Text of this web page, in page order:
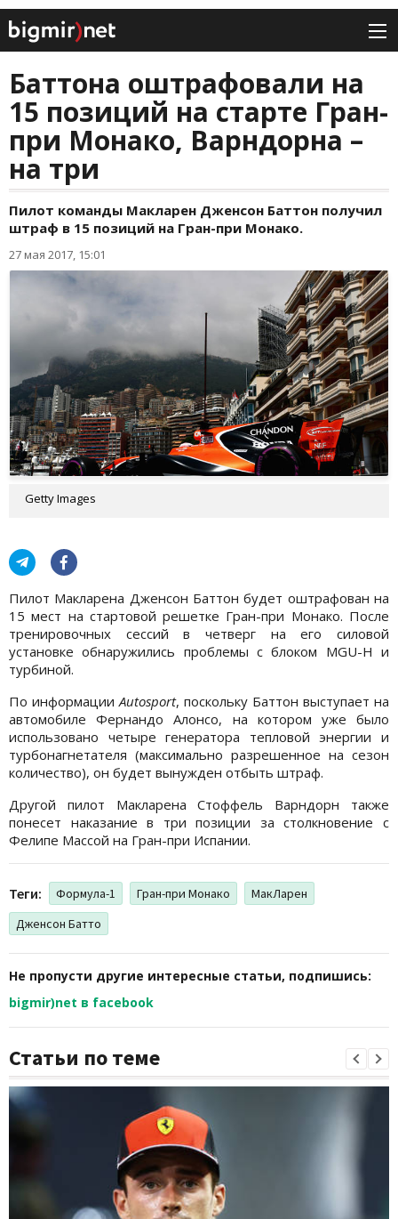
Баттона оштрафовали на
15 позиций на старте Гран-
при Монако, Варндорна –
на три
Пилот команды Макларен Дженсон Баттон получил
штраф в 15 позиций на Гран-при Монако.
27 мая 2017, 15:01
Getty Images
Пилот Макларена Дженсон Баттон будет оштрафован на
15 мест на стартовой решетке Гран-при Монако. После
тренировочных сессий в четверг на его силовой
установке обнаружились проблемы с блоком MGU-H и
турбиной.
По информации Autosport, поскольку Баттон выступает на
автомобиле Фернандо Алонсо, на котором уже было
использовано четыре генератора тепловой энергии и
турбонагнетателя (максимально разрешенное на сезон
количество), он будет вынужден отбыть штраф.
Другой пилот Макларена Стоффель Варндорн также
понесет наказание в три позиции за столкновение с
Фелипе Массой на Гран-при Испании.
Теги: Формула-1 Гран-при Монако
МакЛарен
Дженсон Батто
Не пропусти другие интересные статьи, подпишись:
bigmir)net в facebook
Статьи по теме